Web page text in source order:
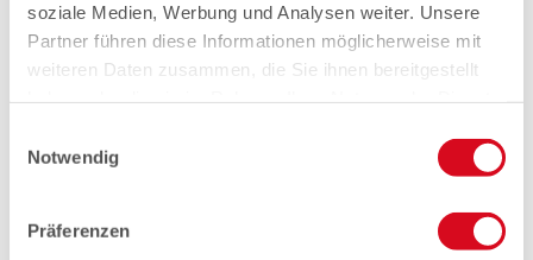
soziale Medien, Werbung und Analysen weiter. Unsere
Partner führen diese Informationen möglicherweise mit
weiteren Daten zusammen, die Sie ihnen bereitgestellt
Notwendig
Präferenzen